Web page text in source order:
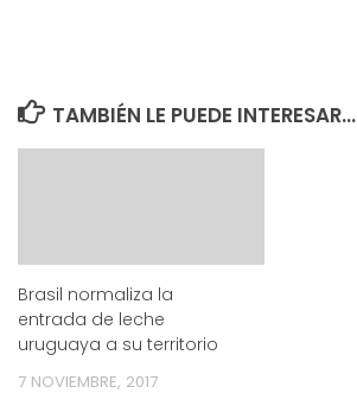
TAMBIÉN LE PUEDE INTERESAR...
Brasil normaliza la
entrada de leche
uruguaya a su territorio
7 NOVIEMBRE, 2017